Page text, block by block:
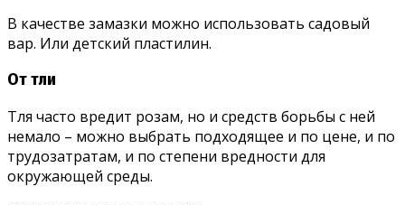
В качестве замазки можно использовать садовый
вар. Или детский пластилин.
От тли
Тля часто вредит розам, но и средств борьбы с ней
немало – можно выбрать подходящее и по цене, и по
трудозатратам, и по степени вредности для
окружающей среды.